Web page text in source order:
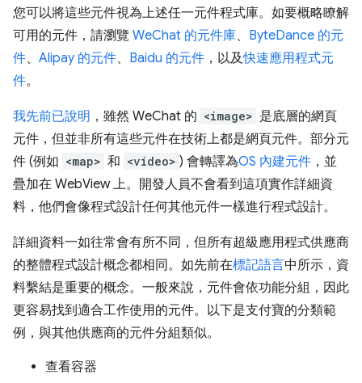
您可以將這些元件視為上述任一元件程式庫。如要概略瞭解
可用的元件，請瀏覽 WeChat 的元件庫、 ByteDance 的元
件、 Alipay 的元件、 Baidu 的元件 ，以及快速應用程式元
件。
我先前已說明 ，雖然 WeChat 的 <image> 是底層的網頁
元件，但並非所有這些元件在技術上都是網頁元件。部分元
件 (例如 <map> 和 <video> ) 會轉譯為OS 內建元件 ，並
疊加在 WebView 上。開發人員不會看到這項實作詳細資
料，他們會像程式設計任何其他元件一樣進行程式設計。
詳細資料一如往常會有所不同，但所有超級應用程式供應商
的整體程式設計概念都相同。如先前在標記語言中所示，資
料繫結是重要的概念。一般來說，元件會依功能分組，因此
更容易找到適合工作使用的元件。以下是支付寶的分類範
例，與其他供應商的元件分組類似。
查看容器